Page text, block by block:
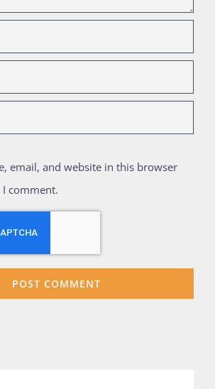
email, and website in this browser
comment.